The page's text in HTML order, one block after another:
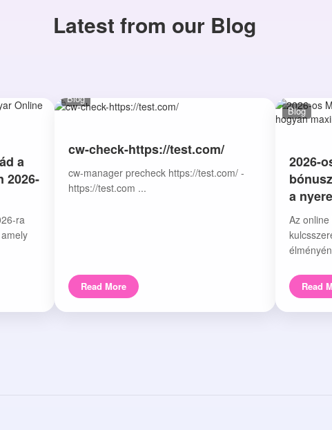
Latest from our Blog
a
2026-
ra
Blog
cw-check-https://test.com/
cw-manager precheck https://test.com/ -
https://test.com ...
Read More
Blog
2026-
a
Az
Read